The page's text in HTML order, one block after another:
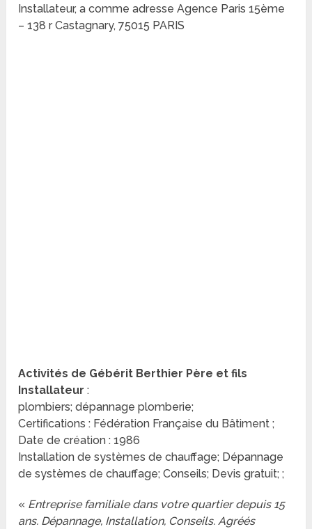
Installateur, a comme adresse Agence Paris 15ème
– 138 r Castagnary, 75015 PARIS
Activités de Gébérit Berthier Père et fils
Installateur :
plombiers; dépannage plomberie;
Certifications : Fédération Française du Bâtiment ;
Date de création : 1986
Installation de systèmes de chauffage; Dépannage
de systèmes de chauffage; Conseils; Devis gratuit; ;
« Entreprise familiale dans votre quartier depuis 15
ans. Dépannage, Installation, Conseils. Agréés